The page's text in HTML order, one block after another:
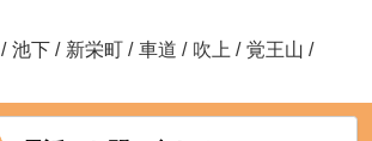
/ 池下 / 新栄町 / 車道 / 吹上 / 覚王山 /